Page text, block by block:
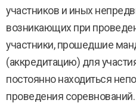
участников и иных
возникающих при
участники, прошедшие
(аккредитацию) для
постоянно находиться
проведения